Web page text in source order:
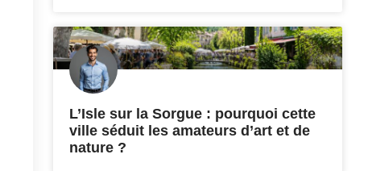
L’Isle sur la Sorgue : pourquoi cette
ville séduit les amateurs d’art et de
nature ?